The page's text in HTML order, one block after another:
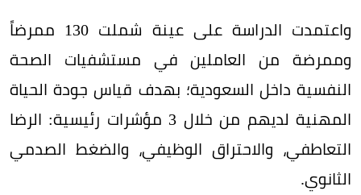
واعتمدت الدراسة على عينة شملت 130 ممرضاً
وممرضة من العاملين في مستشفيات الصحة
النفسية داخل السعودية؛ بهدف قياس جودة الحياة
المهنية لديهم من خلال 3 مؤشرات رئيسية: الرضا
التعاطفي، والاحتراق الوظيفي، والضغط الصدمي
الثانوي.